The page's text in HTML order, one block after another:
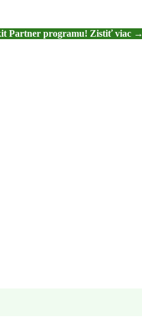
Partner programu! Zistiť viac →